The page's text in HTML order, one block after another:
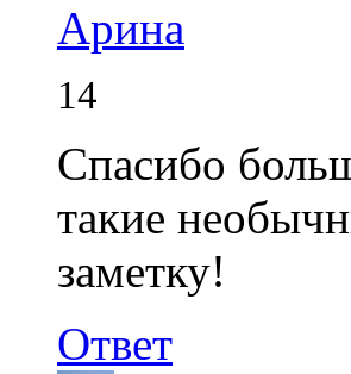
Арина
14
Спасибо
такие
заметку!
Ответ